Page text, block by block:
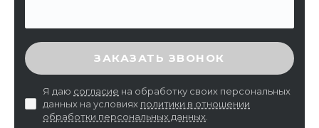
ВВЕДИТЕ ПРОВЕРОЧНЫЙ КОД
ЗАКАЗАТЬ ЗВОНОК
Я даю согласие на обработку своих персональных
данных на условиях политики в отношении
обработки персональных данных